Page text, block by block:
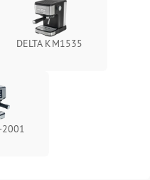
DELTA KM1535
2001